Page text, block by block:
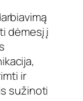
dėmesį į
ir
sužinoti